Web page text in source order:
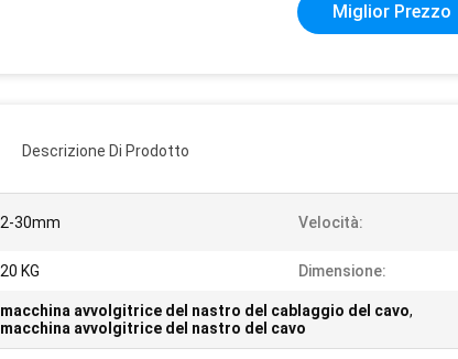
Miglior Prezzo
Descrizione Di Prodotto
2-30mm Velocità:
20 KG Dimensione:
macchina avvolgitrice del nastro del cablaggio del cavo,
macchina avvolgitrice del nastro del cavo